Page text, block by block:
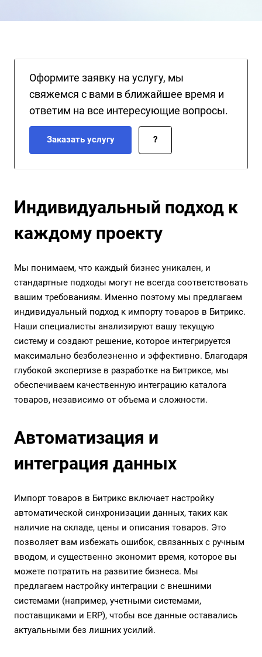
Оформите заявку на услугу, мы
свяжемся с вами в ближайшее время и
ответим на все интересующие вопросы.
Заказать услугу ?
Индивидуальный подход к
каждому проекту
Мы понимаем, что каждый бизнес уникален, и
стандартные подходы могут не всегда соответствовать
вашим требованиям. Именно поэтому мы предлагаем
индивидуальный подход к импорту товаров в Битрикс.
Наши специалисты анализируют вашу текущую
систему и создают решение, которое интегрируется
максимально безболезненно и эффективно. Благодаря
глубокой экспертизе в разработке на Битриксе, мы
обеспечиваем качественную интеграцию каталога
товаров, независимо от объема и сложности.
Автоматизация и
интеграция данных
Импорт товаров в Битрикс включает настройку
автоматической синхронизации данных, таких как
наличие на складе, цены и описания товаров. Это
позволяет вам избежать ошибок, связанных с ручным
вводом, и существенно экономит время, которое вы
можете потратить на развитие бизнеса. Мы
предлагаем настройку интеграции с внешними
системами (например, учетными системами,
поставщиками и ERP), чтобы все данные оставались
актуальными без лишних усилий.